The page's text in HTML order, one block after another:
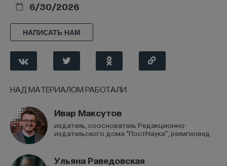
6/30/2026
НАПИСАТЬ НАМ
НАД МАТЕРИАЛОМ РАБОТАЛИ
Ивар Максутов
издатель, сооснователь Редакционно-
издательского дома "ПостНаука", религиовед
Ульяна Раведовская